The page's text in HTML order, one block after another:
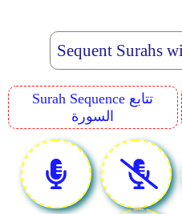
Surah Sequence تتابع
السورة